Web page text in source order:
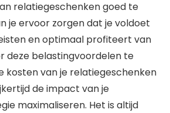
relatiegeschenken goed te
je ervoor zorgen dat je voldoet
en optimaal profiteert van
deze belastingvoordelen te
kosten van je relatiegeschenken
de impact van je
maximaliseren. Het is altijd